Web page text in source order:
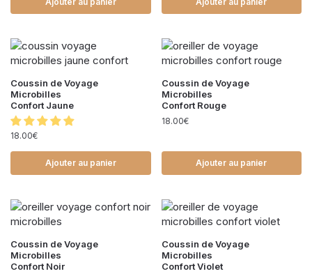
Coussin de Voyage
Microbilles
Confort Jaune
18.00€
Ajouter au panier
Coussin de Voyage
Microbilles
Confort Rouge
18.00€
Ajouter au panier
Coussin de Voyage
Microbilles
Confort Noir
Coussin de Voyage
Microbilles
Confort Violet